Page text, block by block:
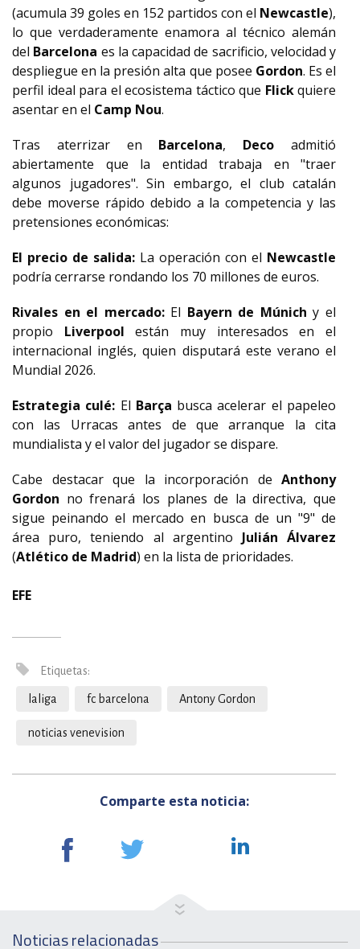
(acumula 39 goles en 152 partidos con el Newcastle),
lo que verdaderamente enamora al técnico alemán
del Barcelona es la capacidad de sacrificio, velocidad y
despliegue en la presión alta que posee Gordon. Es el
perfil ideal para el ecosistema táctico que Flickquiere
asentar en el Camp Nou.
Tras aterrizar en Barcelona, Deco admitió
abiertamente que la entidad trabaja en "traer
algunos jugadores". Sin embargo, el club catalán
debe moverse rápido debido a la competencia y las
pretensiones económicas:
El precio de salida: La operación con el Newcastle
podría cerrarse rondando los 70 millones de euros.
Rivales en el mercado:El Bayern de Múnich y el
propio Liverpool están muy interesados en el
internacional inglés, quien disputará este verano el
Mundial 2026.
Estrategia culé: El Barça busca acelerar el papeleo
con las Urracas antes de que arranque la cita
mundialista y el valor del jugador se dispare.
Cabe destacar que la incorporación de Anthony
Gordon no frenará los planes de la directiva, que
sigue peinando el mercado en busca de un "9" de
área puro, teniendo al argentino Julián Álvarez
(Atlético de Madrid) en la lista de prioridades.
EFE
Etiquetas:
laliga fc barcelona Antony Gordon
noticias venevision
Comparte esta noticia:
Noticias relacionadas